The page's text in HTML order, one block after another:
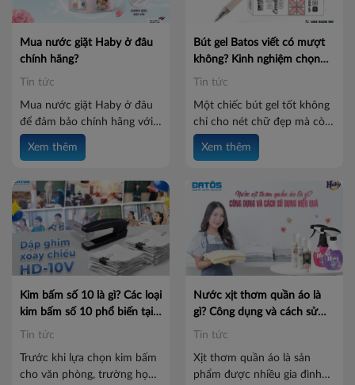
Mua nước giặt Haby ở đâu
chính hãng?
Tin tức
Mua nước giặt Haby ở đâu
để đảm bảo chính hãng với
mức giá tốt? Hãy cùng Batos
tìm hiểu địa chỉ mua hàng uy
lựa chọn sản phẩm chất
lượng, an tâm cho cả gia
đình.
Xem thêm
Bút gel Batos viết có mượt
không? Kinh nghiệm chọn
bút gel chất lượng
Tin tức
Một chiếc bút gel tốt không
chỉ cho nét chữ đẹp mà còn
mang đến cảm giác viết êm
tay, hạn chế lem mực và sử
Batos viết có mượt không?
Cùng Batos khám phá ngay
các tiêu chí lựa chọn bút gel
chất lượng dưới bài viết này.
Xem thêm
Kim bấm số 10 là gì? Các loại
kim bấm số 10 phổ biến tại
Batos
Tin tức
Trước khi lựa chọn kim bấm
cho văn phòng, trường học
Nước xịt thơm quần áo là
gì? Công dụng và cách sử
dụng hiệu quả
Tin tức
Xịt thơm quần áo là sản
phẩm được nhiều gia đình